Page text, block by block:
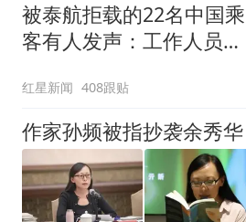
被泰航拒载的22名中国乘
客有人发声：工作人员承
买机票回国
红星新闻 408跟贴